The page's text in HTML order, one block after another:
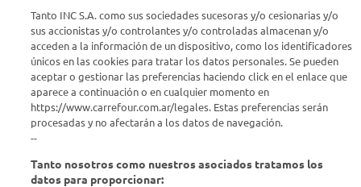
Estamos para ayudarte
¿Tenés una consulta? Comunicate con nosotros acá
Descubrí Carrefour
Conocenos
Tanto INC S.A. como sus sociedades sucesoras y/o cesionarias y/o
sus accionistas y/o controlantes y/o controladas almacenan y/o
acceden a la información de un dispositivo, como los identificadores
únicos en las cookies para tratar los datos personales. Se pueden
aceptar o gestionar las preferencias haciendo click en el enlace que
aparece a continuación o en cualquier momento en
https://www.carrefour.com.ar/legales. Estas preferencias serán
procesadas y no afectarán a los datos de navegación.
--
Tanto nosotros como nuestros asociados tratamos los
datos para proporcionar: